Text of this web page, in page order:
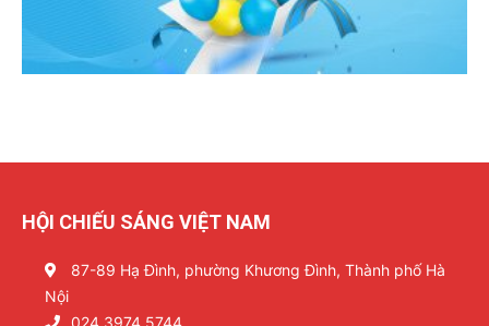
HỘI CHIẾU SÁNG VIỆT NAM
87-89 Hạ Đình, phường Khương Đình, Thành phố Hà
Nội
024.3974.5744